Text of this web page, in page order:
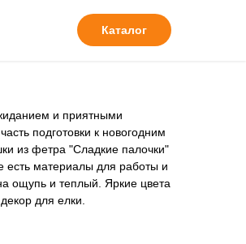
Каталог
и приятными
подготовки к новогодним
из фетра "Сладкие палочки"
есть материалы для работы и
ощупь и теплый. Яркие цвета
для елки.